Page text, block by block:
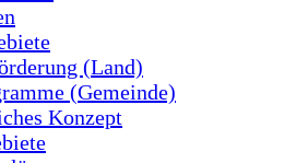
(Land)
(Gemeinde)
Konzept